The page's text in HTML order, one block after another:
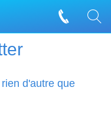
d'autre que